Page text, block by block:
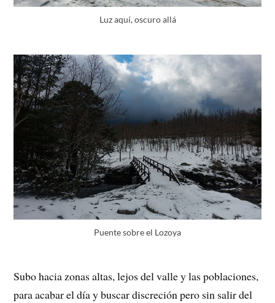
Luz aquí, oscuro allá
Puente sobre el Lozoya
Subo hacia zonas altas, lejos del valle y las poblaciones,
para acabar el día y buscar discreción pero sin salir del